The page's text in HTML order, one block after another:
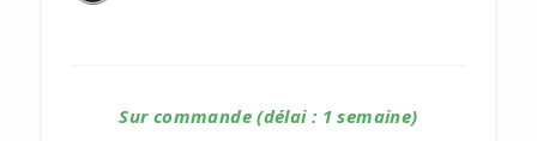
Sur commande (délai : 1 semaine)